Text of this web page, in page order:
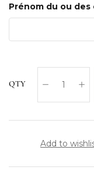
Prénom du ou
QTY
Add to